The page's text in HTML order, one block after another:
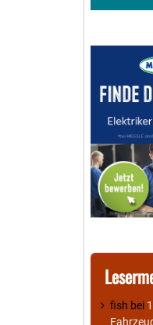
fish bei